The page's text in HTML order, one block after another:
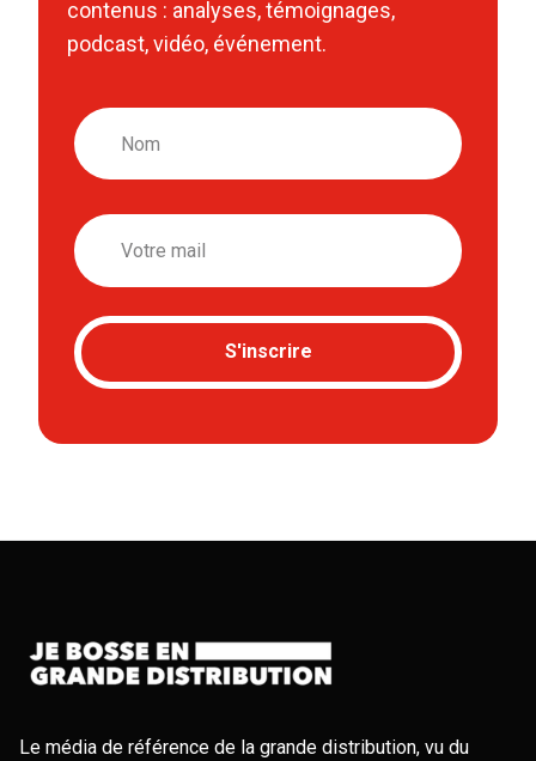
contenus : analyses, témoignages,
podcast, vidéo, événement.
Nom
Email
S'inscrire
Le média de référence de la grande distribution, vu du